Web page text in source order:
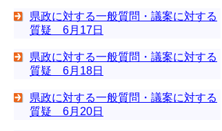
県政に対する一般質問・議案に対する
質疑 6月17日
県政に対する一般質問・議案に対する
質疑 6月18日
県政に対する一般質問・議案に対する
質疑 6月20日